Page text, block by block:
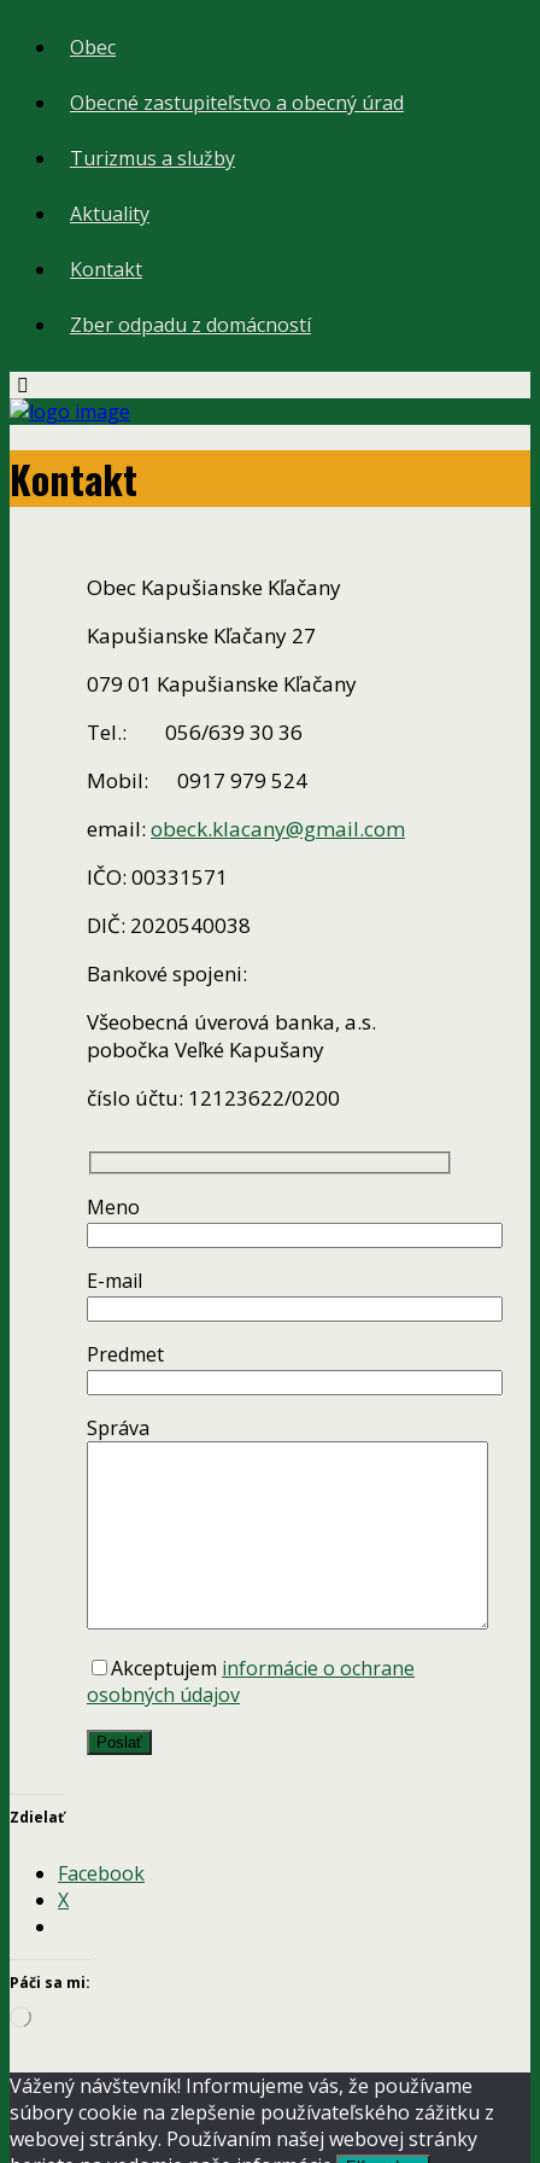
Obec
Obecné zastupiteľstvo a obecný úrad
Turizmus a služby
Aktuality
Kontakt
Zber odpadu z domácností
Kontakt
Obec Kapušianske Kľačany
Kapušianske Kľačany 27
079 01 Kapušianske Kľačany
Tel.: 056/639 30 36
Mobil: 0917 979 524
email: obeck.klacany@gmail.com
IČO: 00331571
DIČ: 2020540038
Bankové spojeni:
Všeobecná úverová banka, a.s.
pobočka Veľké Kapušany
číslo účtu: 12123622/0200
Meno
E-mail
Predmet
Správa
Akceptujem informácie o ochrane
osobných údajov
Zdielať
Facebook
X
Páči sa mi:
Loading…
Vážený návštevník! Informujeme vás, že používame
súbory cookie na zlepšenie používateľského zážitku z
webovej stránky. Používaním našej webovej stránky